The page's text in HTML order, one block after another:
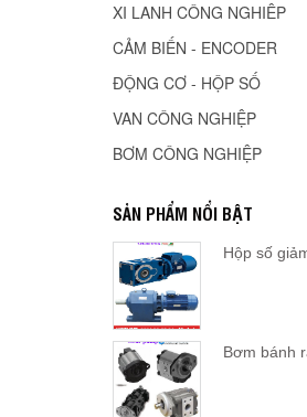
XI LANH CÔNG NGHIÊP
CẢM BIẾN - ENCODER
ĐỘNG CƠ - HỘP SỐ
VAN CÔNG NGHIỆP
BƠM CÔNG NGHIỆP
SẢN PHẨM NỔI BẬT
Hộp số
Bơm bánh